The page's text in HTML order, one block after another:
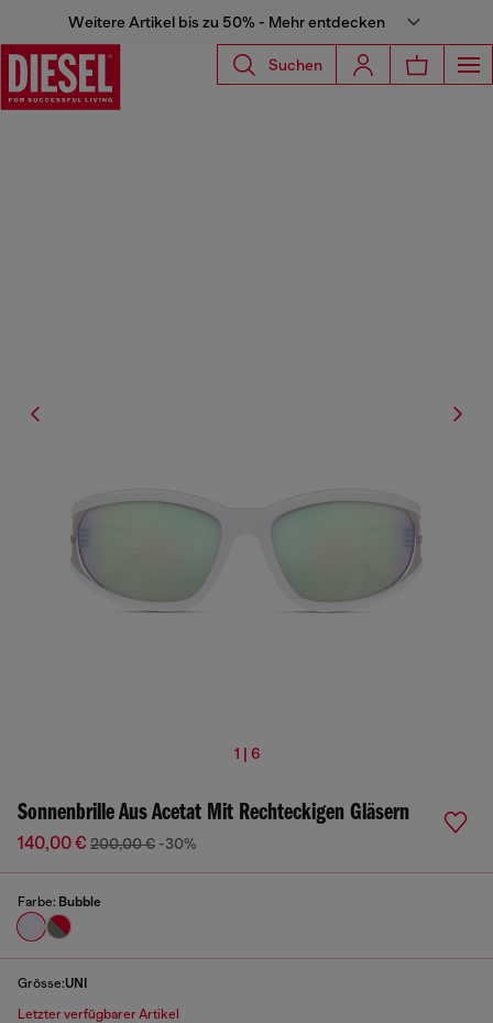
Weitere Artikel bis zu 50% - Mehr entdecken
Suchen
1 | 6
Sonnenbrille Aus Acetat Mit Rechteckigen Gläsern
140,00 € 200,00 € -30%
Farbe: Bubble
Grösse:UNI
Letzter verfügbarer Artikel